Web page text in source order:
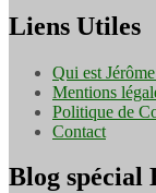
Liens Utiles
Qui est
Mentions
Politique de
Contact
Blog spécial